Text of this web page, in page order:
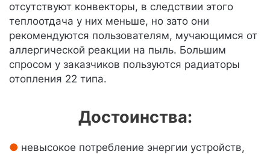
отсутствуют конвекторы, в следствии этого
теплоотдача у них меньше, но зато они
рекомендуются пользователям, мучающимся от
аллергической реакции на пыль. Большим
спросом у заказчиков пользуются радиаторы
отопления 22 типа.
Достоинства:
невысокое потребление энергии устройств,